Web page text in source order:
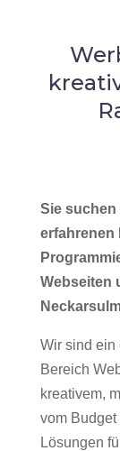
Sie
erfahrenen
Webseiten
Wir sind ein
Bereich
kreativem,
vom
Lösungen